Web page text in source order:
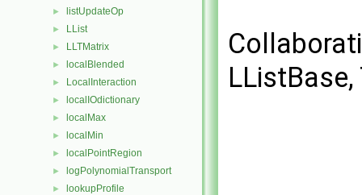
► listUpdateOp
► LList
► LLTMatrix
► localBlended
► LocalInteraction
► localIOdictionary
► localMax
► localMin
► localPointRegion
► logPolynomialTransport
► lookupProfile
LListBase,